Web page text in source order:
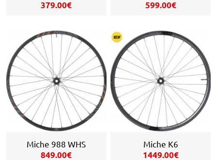
379.00€
599.00€
Miche 988 WHS
849.00€
Miche K6
1449.00€